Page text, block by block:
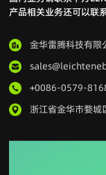
产品相关业务还可以联
金华雷腾科技有限
+0086-0579-
浙江省金华市婺